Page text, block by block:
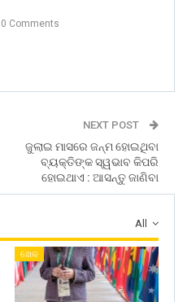
0 Comments
NEXT POST
ଜୁଲାଇ ମାସରେ ଜନ୍ମ ହୋଇଥିବା
ବ୍ୟକ୍ତିଙ୍କ ସ୍ୱଭାବ କିପରି
ହୋଇଥାଏ : ଆସନ୍ତୁ ଜାଣିବା
All
ଖେଳ